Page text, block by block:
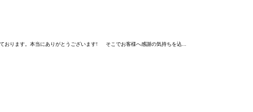
おります。本当にありがとうございます! そこでお客様へ感謝の気持ちを込...